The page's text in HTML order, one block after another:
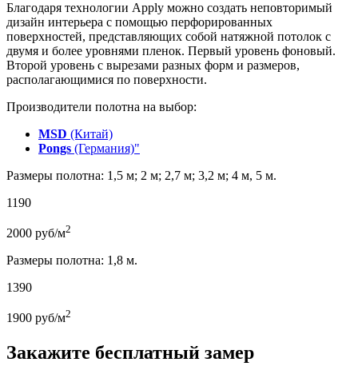
Благодаря технологии Apply можно создать неповторимый
дизайн интерьера с помощью перфорированных
поверхностей, представляющих собой натяжной потолок с
двумя и более уровнями пленок. Первый уровень фоновый.
Второй уровень с вырезами разных форм и размеров,
располагающимися по поверхности.
Производители полотна на выбор:
MSD (Китай)
Pongs (Германия)"
Размеры полотна: 1,5 м; 2 м; 2,7 м; 3,2 м; 4 м, 5 м.
1190
2000 руб/м2
Размеры полотна: 1,8 м.
1390
1900 руб/м2
Закажите бесплатный замер